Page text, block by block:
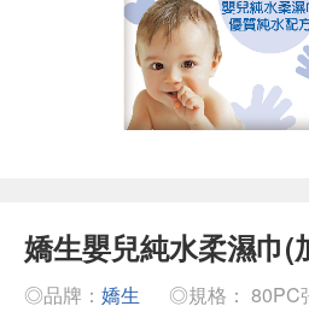
嬌生嬰兒純水柔濕巾(
◎品牌： 嬌生 ◎規格： 80PC